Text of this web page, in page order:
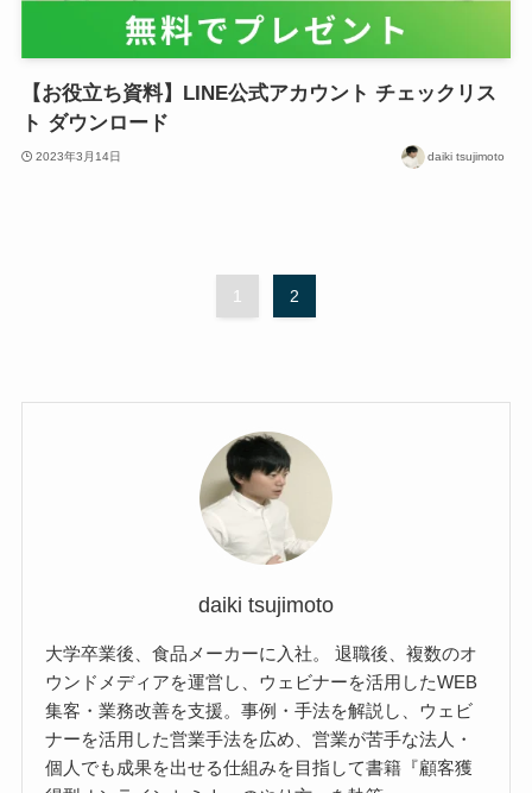
【お役立ち資料】LINE公式アカウント チェックリス
ト ダウンロード
2023年3月14日 daiki tsujimoto
1 2
daiki tsujimoto
大学卒業後、食品メーカーに入社。 退職後、複数のオ
ウンドメディアを運営し、ウェビナーを活用したWEB
集客・業務改善を支援。事例・手法を解説し、ウェビ
ナーを活用した営業手法を広め、営業が苦手な法人・
個人でも成果を出せる仕組みを目指して書籍『顧客獲